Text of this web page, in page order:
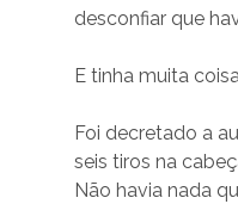
desconfiar que
E tinha muita
Foi decretado a
seis tiros na
Não havia nada